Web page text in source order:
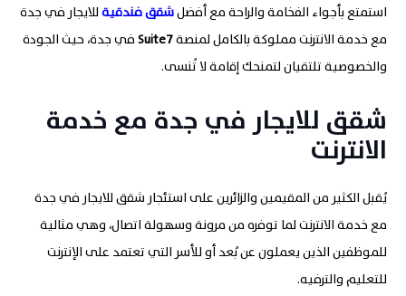
استمتع بأجواء الفخامة والراحة مع أفضلشقق فندقيةللايجار في جدة
مع خدمة الانترنت مملوكة بالكامل لمنصة Suite7
في جدة، حيث الجودة
والخصوصية تلتقيان لتمنحك إقامة لا تُنسى.
شقق للايجار في جدة مع خدمة
الانترنت
يُقبل الكثير من المقيمين والزائرين على استئجار شقق للايجار في جدة
مع خدمة الانترنت لما توفره من مرونة وسهولة اتصال، وهي مثالية
للموظفين الذين يعملون عن بُعد أو للأسر التي تعتمد على الإنترنت
للتعليم والترفيه.